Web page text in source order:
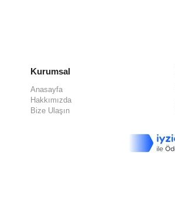
Kurumsal
Anasayfa
Hakkımızda
Bize Ulaşın